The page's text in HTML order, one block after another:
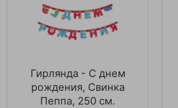
Гирлянда - С днем
рождения, Свинка
Пеппа, 250 см.